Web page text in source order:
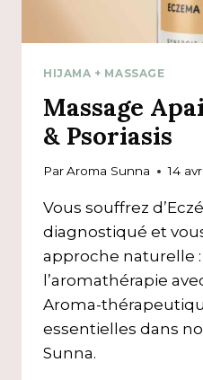
HIJAMA + MASSAGE
Massage
& Psoriasis
ParAroma Sunna 14
Vous souffrez
diagnostiqué et
approche naturelle :
l’aromathérapie
Aroma-
essentielles dans
Sunna.